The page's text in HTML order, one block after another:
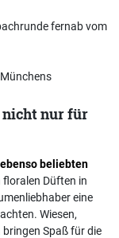
fernab vom
nicht nur für
beliebten
floralen Düften in
eine
Wiesen,
Spaß für die